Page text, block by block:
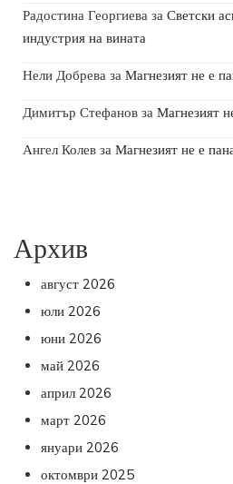
Радостина Георгиева за Светски
индустрия на вината
Нели Добрева за Магнезият не е
Димитър Стефанов за Магнезият
Ангел Колев за Магнезият не е
Архив
август 2026
юли 2026
юни 2026
май 2026
април 2026
март 2026
януари 2026
октомври 2025